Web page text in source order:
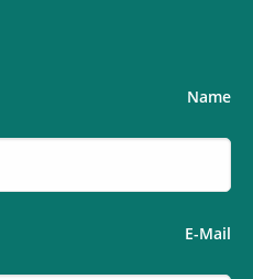
Name
E-Mail